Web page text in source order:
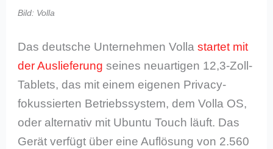
Bild: Volla
Das deutsche Unternehmen Vollastartet mit
der Auslieferung seines neuartigen 12,3-Zoll-
Tablets, das mit einem eigenen Privacy-
fokussierten Betriebssystem, dem Volla OS,
oder alternativ mit Ubuntu Touch läuft. Das
Gerät verfügt über eine Auflösung von 2.560